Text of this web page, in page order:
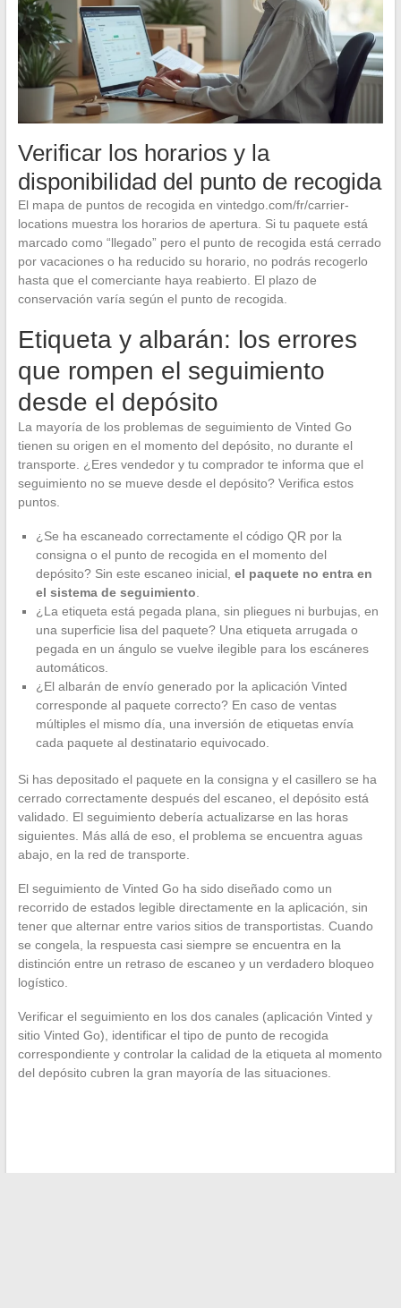
Verificar los horarios y la
disponibilidad del punto de recogida
El mapa de puntos de recogida en vintedgo.com/fr/carrier-
locations muestra los horarios de apertura. Si tu paquete está
marcado como “llegado” pero el punto de recogida está cerrado
por vacaciones o ha reducido su horario, no podrás recogerlo
hasta que el comerciante haya reabierto. El plazo de
conservación varía según el punto de recogida.
Etiqueta y albarán: los errores
que rompen el seguimiento
desde el depósito
La mayoría de los problemas de seguimiento de Vinted Go
tienen su origen en el momento del depósito, no durante el
transporte. ¿Eres vendedor y tu comprador te informa que el
seguimiento no se mueve desde el depósito? Verifica estos
puntos.
¿Se ha escaneado correctamente el código QR por la
consigna o el punto de recogida en el momento del
depósito? Sin este escaneo inicial, el paquete no entra en
el sistema de seguimiento
¿La etiqueta está pegada plana, sin pliegues ni burbujas, en
una superficie lisa del paquete? Una etiqueta arrugada o
pegada en un ángulo se vuelve ilegible para los escáneres
automáticos.
¿El albarán de envío generado por la aplicación Vinted
corresponde al paquete correcto? En caso de ventas
múltiples el mismo día, una inversión de etiquetas envía
cada paquete al destinatario equivocado.
Si has depositado el paquete en la consigna y el casillero se ha
cerrado correctamente después del escaneo, el depósito está
validado. El seguimiento debería actualizarse en las horas
siguientes. Más allá de eso, el problema se encuentra aguas
abajo, en la red de transporte.
El seguimiento de Vinted Go ha sido diseñado como un
recorrido de estados legible directamente en la aplicación, sin
tener que alternar entre varios sitios de transportistas. Cuando
se congela, la respuesta casi siempre se encuentra en la
distinción entre un retraso de escaneo y un verdadero bloqueo
logístico.
Verificar el seguimiento en los dos canales (aplicación Vinted y
sitio Vinted Go), identificar el tipo de punto de recogida
correspondiente y controlar la calidad de la etiqueta al momento
del depósito cubren la gran mayoría de las situaciones.